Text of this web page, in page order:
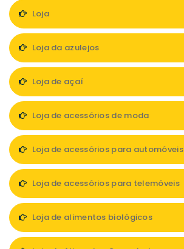
Loja
Loja da azulejos
Loja de açaí
Loja de acessórios de moda
Loja de acessórios para automóveis
Loja de acessórios para telemóveis
Loja de alimentos biológicos